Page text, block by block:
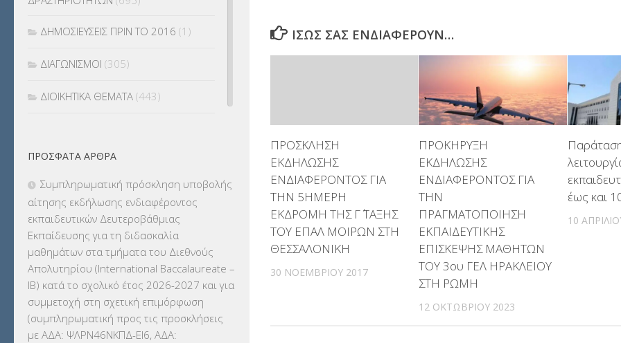
ΊΣΩΣ ΣΑΣ ΕΝΔΙΑΦΈΡΟΥΝ…
ΠΡΟΣΚΛΗΣΗ
ΕΚΔΗΛΩΣΗΣ
ΕΝΔΙΑΦΕΡΟΝΤΟΣ ΓΙΑ
ΤΗΝ 5ΗΜΕΡΗ
ΕΚΔΡΟΜΗ ΤΗΣ Γ΄ ΤΑΞΗΣ
ΤΟΥ ΕΠΑΛ ΜΟΙΡΩΝ ΣΤΗ
ΘΕΣΣΑΛΟΝΙΚΗ
30 ΝΟΕΜΒΡΊΟΥ 2017
ΠΡΟΚΗΡΥΞΗ
ΕΚΔΗΛΩΣΗΣ
ΕΝΔΙΑΦΕΡΟΝΤΟΣ ΓΙΑ
ΤΗΝ
ΠΡΑΓΜΑΤΟΠΟΙΗΣΗ
ΕΚΠΑΙΔΕΥΤΙΚΗΣ
ΕΠΙΣΚΕΨΗΣ ΜΑΘΗΤΩΝ
ΤΟΥ 3ου ΓΕΛ ΗΡΑΚΛΕΙΟΥ
ΣΤΗ ΡΩΜΗ
12 ΟΚΤΩΒΡΊΟΥ 2023
έως και
10
ΔΗΜΟΣΙΕΥΣΕΙΣ ΠΡΙΝ ΤΟ 2016 (1)
ΔΙΑΓΩΝΙΣΜΟΙ (305)
ΔΙΟΙΚΗΤΙΚΑ ΘΕΜΑΤΑ (443)
ΕΚΔΡΟΜΕΣ(7.354)
ΕΚΠΑΙΔΕΥΤΙΚΑ ΘΕΜΑΤΑ (2.824)
ΕΠΑΛ(366)
ΕΠΙΜΟΡΦΩΣΗ Τ.Π.Ε.(10)
ΕΥΡΩΠΑΪΚΑ ΠΡΟΓΡΑΜΜΑΤΑ(230)
ΚΕΣΥ(60)
ΠΡΌΣΦΑΤΑ ΆΡΘΡΑ
Συμπληρωματική πρόσκληση υποβολής
αίτησης εκδήλωσης ενδιαφέροντος
εκπαιδευτικών Δευτεροβάθμιας
Εκπαίδευσης για τη διδασκαλία
μαθημάτων στα τμήματα του Διεθνούς
Απολυτηρίου (International Baccalaureate –
IB) κατά το σχολικό έτος 2026-2027 και για
συμμετοχή στη σχετική επιμόρφωση
(συμπληρωματική προς τις προσκλήσεις
με ΑΔΑ: ΨΛΡΝ46ΝΚΠΔ-ΕΙ6, ΑΔΑ: